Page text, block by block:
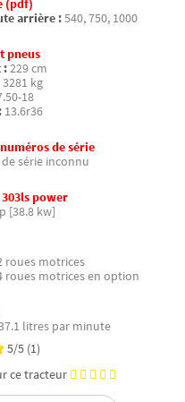
(pdf)
arrière :540, 750, 1000
pneus
:229 cm
3281 kg
18
13.6r36
de série
série inconnu
power
[38.8 kw]
roues motrices
roues motrices en option
litres par minute
5/5 (1)
ce tracteur